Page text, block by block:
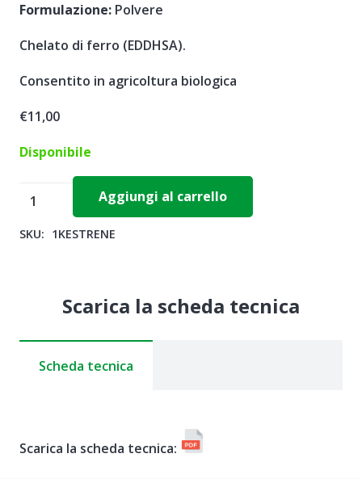
Formulazione: Polvere
Chelato di ferro (EDDHSA).
Consentito in agricoltura biologica
€11,00
Disponibile
KESTRENE
x
quantità
Aggiungi al carrello
SKU: 1KESTRENE
Scarica la scheda tecnica
Scheda tecnica
Scarica la scheda tecnica: